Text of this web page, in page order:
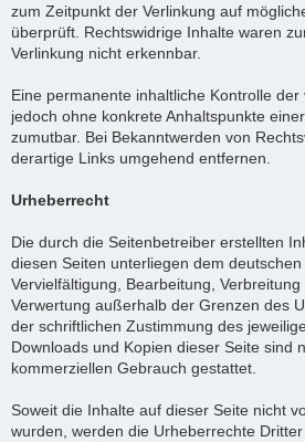
zum Zeitpunkt der Verlinkung auf
überprüft. Rechtswidrige Inhalte waren
Verlinkung nicht erkennbar.
Eine permanente inhaltliche Kontrolle
jedoch ohne konkrete Anhaltspunkte
zumutbar. Bei Bekanntwerden von
derartige Links umgehend entfernen.
Urheberrecht
Die durch die Seitenbetreiber erstellten
diesen Seiten unterliegen dem
Vervielfältigung, Bearbeitung,
Verwertung außerhalb der Grenzen des
der schriftlichen Zustimmung des
Downloads und Kopien dieser Seite sind
kommerziellen Gebrauch gestattet.
Soweit die Inhalte auf dieser Seite nicht
wurden, werden die Urheberrechte